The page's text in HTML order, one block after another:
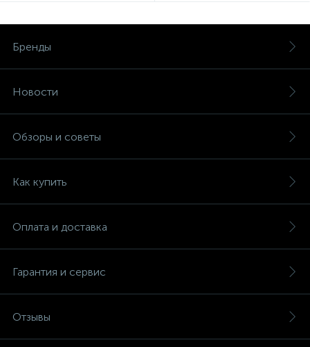
Бренды
Новости
Обзоры и советы
Как купить
Оплата и доставка
Гарантия и сервис
Отзывы